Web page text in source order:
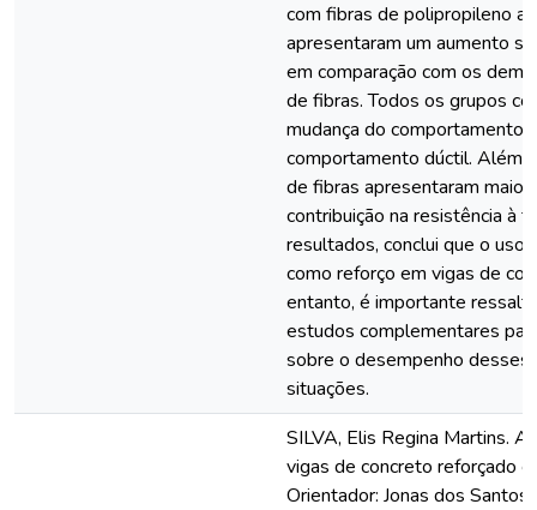
com fibras de polipropileno a
apresentaram um aumento
em comparação com os
de fibras. Todos os grupos
mudança do comportamento
comportamento dúctil. Além
de fibras apresentaram
contribuição na resistência à
resultados, conclui que o
como reforço em vigas de
entanto, é importante
estudos complementares
sobre o desempenho
situações.
SILVA, Elis Regina Martins.
vigas de concreto reforçado
Orientador: Jonas dos